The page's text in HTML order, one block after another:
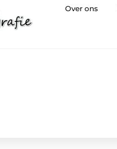
Over ons